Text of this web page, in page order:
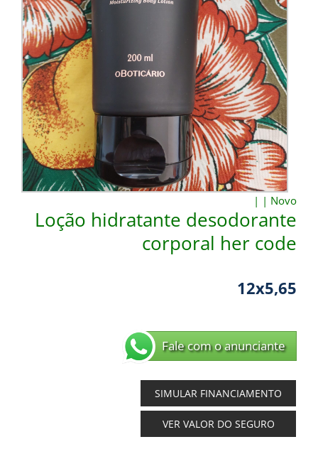
| | Novo
Loção hidratante desodorante
corporal her code
12x5,65
Fale com o anunciante
SIMULAR FINANCIAMENTO
VER VALOR DO SEGURO